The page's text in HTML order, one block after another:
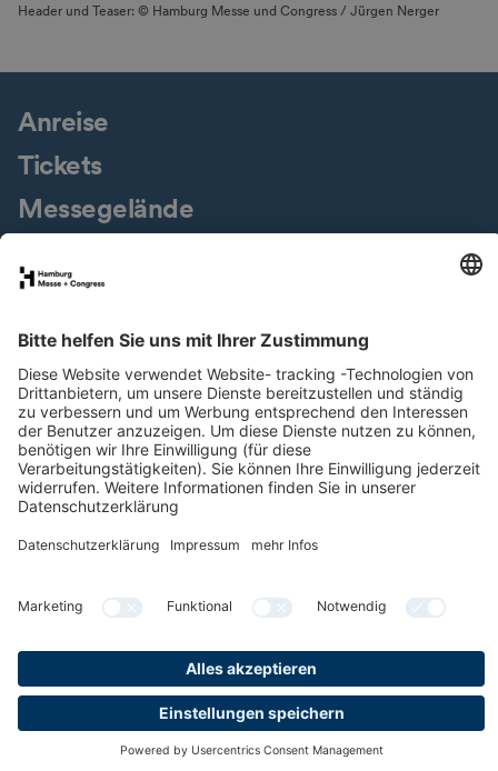
Header und Teaser: © Hamburg Messe und Congress / Jürgen Nerger
Anreise
Tickets
Messegelände
Downloads
Jobs & Karriere
Nachhaltigkeit
Newsletter
LinkedIn
XINGInstagram
YouTube
Facebook
Barrierefreiheit